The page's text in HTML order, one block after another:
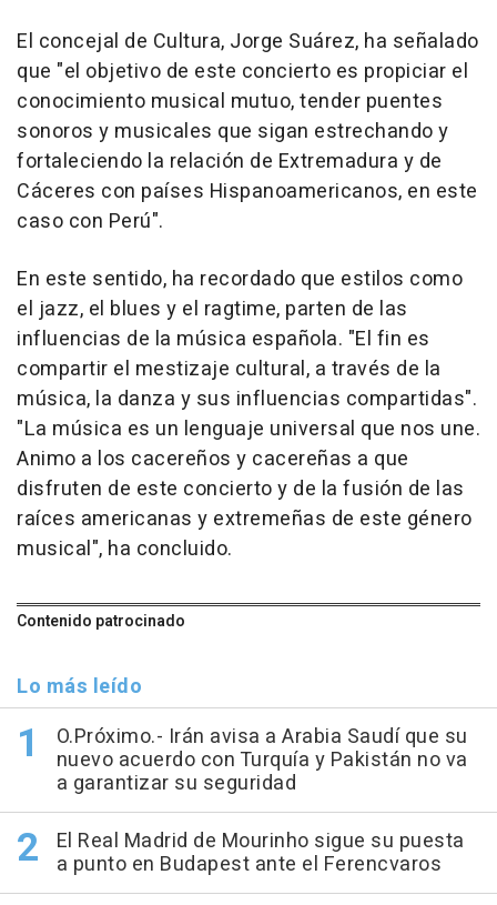
El concejal de Cultura, Jorge Suárez, ha señalado
que "el objetivo de este concierto es propiciar el
conocimiento musical mutuo, tender puentes
sonoros y musicales que sigan estrechando y
fortaleciendo la relación de Extremadura y de
Cáceres con países Hispanoamericanos, en este
caso con Perú".
En este sentido, ha recordado que estilos como
el jazz, el blues y el ragtime, parten de las
influencias de la música española. "El fin es
compartir el mestizaje cultural, a través de la
música, la danza y sus influencias compartidas".
"La música es un lenguaje universal que nos une.
Animo a los cacereños y cacereñas a que
disfruten de este concierto y de la fusión de las
raíces americanas y extremeñas de este género
musical", ha concluido.
Contenido patrocinado
Lo más leído
O.Próximo.- Irán avisa a Arabia Saudí que su
nuevo acuerdo con Turquía y Pakistán no va
a garantizar su seguridad
El Real Madrid de Mourinho sigue su puesta
a punto en Budapest ante el Ferencvaros